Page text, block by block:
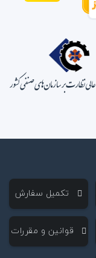
‌ تکمیل سفارش
‌ قوانین و مقررات